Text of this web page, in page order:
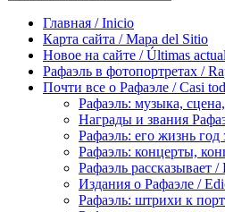
Главная / Inicio
Карта сайта / Mapa del Sitio
Новое на сайте / Últimas
Рафаэль в фотопортретах /
Почти все о Рафаэле / Casi
Рафаэль: музыка,
Награды и звания
Рафаэль: его жизнь год
Рафаэль: концерты,
Рафаэль рассказывает /
Издания о Рафаэле /
Рафаэль: штрихи к